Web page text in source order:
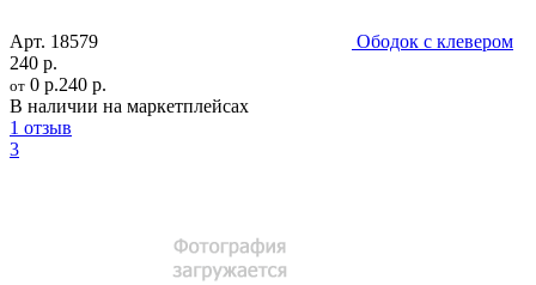
Арт. 18579
Ободок с клевером
240 р.
от 0 р.240 р.
В наличии на маркетплейсах
1 отзыв
3